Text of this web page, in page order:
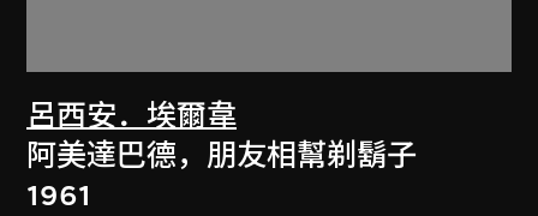
呂西安．埃爾韋
阿美達巴德，朋友相幫剃鬍子
1961